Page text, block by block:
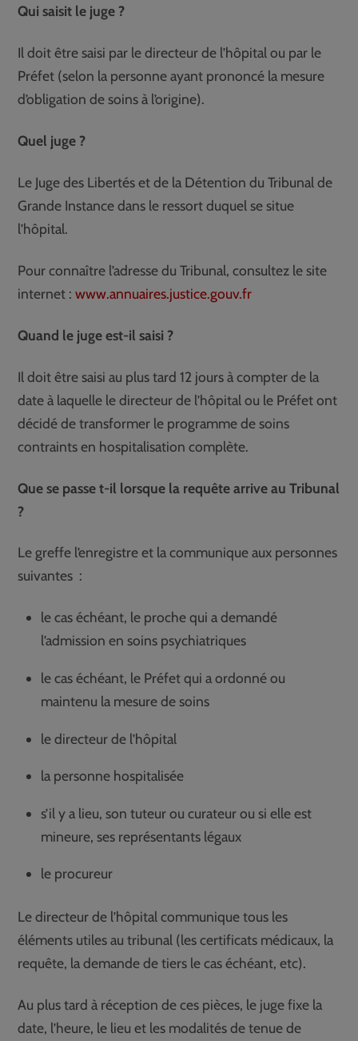
Qui saisit le juge ?
Il doit être saisi par le directeur de l’hôpital ou par le
Préfet (selon la personne ayant prononcé la mesure
d’obligation de soins à l’origine).
Quel juge ?
Le Juge des Libertés et de la Détention du Tribunal de
Grande Instance dans le ressort duquel se situe
l’hôpital.
Pour connaître l’adresse du Tribunal, consultez le site
internet :www.annuaires.justice.gouv.fr
Quand le juge est-il saisi ?
Il doit être saisi au plus tard 12 jours à compter de la
date à laquelle le directeur de l’hôpital ou le Préfet ont
décidé de transformer le programme de soins
contraints en hospitalisation complète.
Que se passe t-il lorsque la requête arrive au Tribunal
?
Le greffe l’enregistre et la communique aux personnes
suivantes :
le cas échéant, le proche qui a demandé
l’admission en soins psychiatriques
le cas échéant, le Préfet qui a ordonné ou
maintenu la mesure de soins
le directeur de l’hôpital
la personne hospitalisée
s’il y a lieu, son tuteur ou curateur ou si elle est
mineure, ses représentants légaux
le procureur
Le directeur de l’hôpital communique tous les
éléments utiles au tribunal (les certificats médicaux, la
requête, la demande de tiers le cas échéant, etc).
Au plus tard à réception de ces pièces, le juge fixe la
date, l’heure, le lieu et les modalités de tenue de